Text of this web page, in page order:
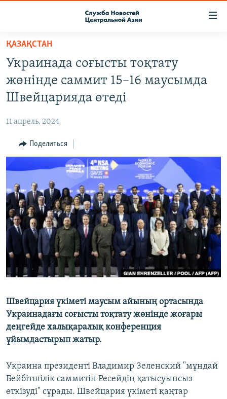
Вернуться
основному
содержанию
Вернутся
главной
навигации
Вернутся
поиску
ПОДПИСКА
КОНТАКТЫ
НАСТОЯЩЕЕ ВРЕМЯ
МИГРАНТ МЕДИА
ҚАЗАҚСТАН
Украинада соғысты тоқтату
жөнінде саммит 15–16 маусымда
Швейцарияда өтеді
11 апрель, 2024
Поделиться
Швейцария үкіметі маусым айының ортасында
Украинадағы соғысты тоқтату жөнінде жоғары
деңгейде халықаралық конференция
ұйымдастырып жатыр.
Украина президенті Владимир Зеленский "мұндай
Бейбітшілік саммитін Ресейдің қатысуынсыз
өткізуді" сұрады. Швейцария үкіметі қаңтар